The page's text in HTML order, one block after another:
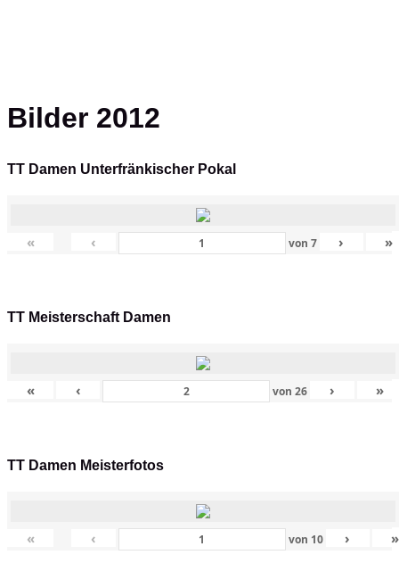
Bilder 2012
TT Damen Unterfränkischer Pokal
« ‹ von 7 › »
TT Meisterschaft Damen
« ‹ von26 › »
TT Damen Meisterfotos
« ‹ von 10 › »